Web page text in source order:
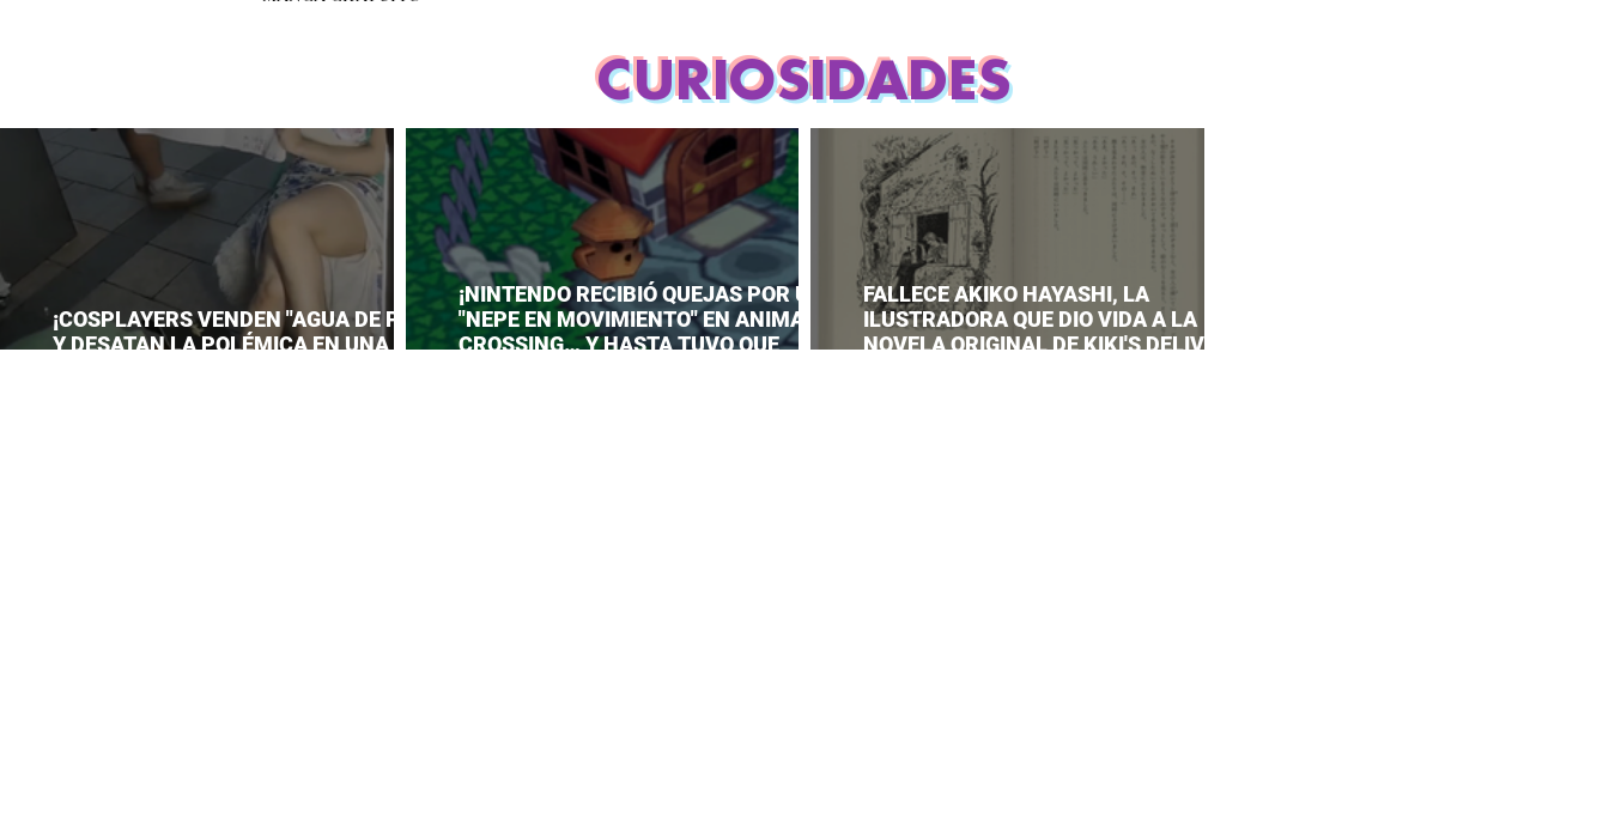
CURIOSIDADES
¡COSPLAYERS VENDEN "AGUA DE PIES"
Y DESATAN LA POLÉMICA EN UNA
¡NINTENDO RECIBIÓ QUEJAS POR UN
"NEPE EN MOVIMIENTO" EN ANIMAL
CROSSING… Y HASTA TUVO QUE
FALLECE AKIKO HAYASHI, LA
ILUSTRADORA QUE DIO VIDA A LA
NOVELA ORIGINAL DE KIKI'S DELIVERY